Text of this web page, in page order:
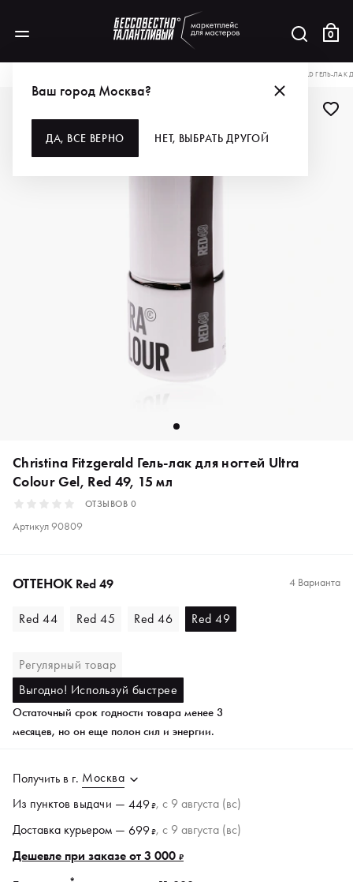
0
Ваш город Москва?
ДА, ВСЕ ВЕРНО НЕТ, ВЫБРАТЬ ДРУГОЙ
CHRISTINA FITZGERALD ГЕЛЬ-
Christina Fitzgerald Гель-лак для ногтей Ultra
Colour Gel, Red 49, 15 мл
ОТЗЫВОВ 0
Артикул 90809
ОТТЕНОК Red 49 4 Варианта
Red 44 Red 45 Red 46 Red 49
Регулярный товар
Выгодно! Используй быстрее
Остаточный срок годности товара менее 3
месяцев, но он еще полон сил и энергии.
Получить в г. Москва
Из пунктов выдачи — 449₽, c 9 августа (вс)
Доставка курьером — 699₽, c 9 августа (вс)
Дешевле при заказе от 3 000 ₽